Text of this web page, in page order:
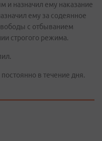
и назначил ему наказание
ему за содеянное
с отбыванием
строгого режима.
в течение дня.